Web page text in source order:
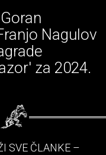
Nagulov
za 2024.
SVE ČLANKE –